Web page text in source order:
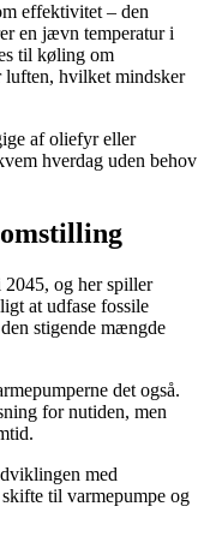
effektivitet – den
en jævn temperatur i
til køling om
luften, hvilket mindsker
af oliefyr eller
hverdag uden behov
og her spiller
at udfase fossile
stigende mængde
det også.
for nutiden, men
med
til varmepumpe og